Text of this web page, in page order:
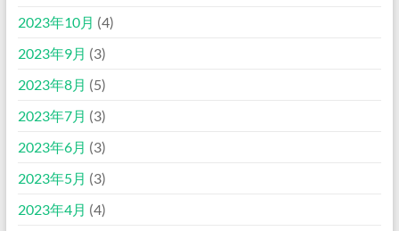
2023年10月 (4)
2023年9月 (3)
2023年8月 (5)
2023年7月 (3)
2023年6月 (3)
2023年5月 (3)
2023年4月 (4)